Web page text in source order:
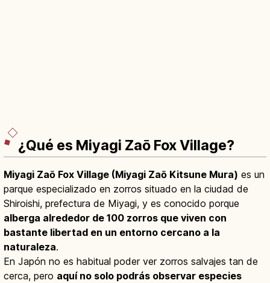
¿Qué es Miyagi Zaō Fox Village?
Miyagi Zaō Fox Village (Miyagi Zaō Kitsune Mura) es un
parque especializado en zorros situado en la ciudad de
Shiroishi, prefectura de Miyagi, y es conocido porque
alberga alrededor de 100 zorros que viven con
bastante libertad en un entorno cercano a la
naturaleza.
En Japón no es habitual poder ver zorros salvajes tan de
cerca, pero aquí no solo podrás observar especies